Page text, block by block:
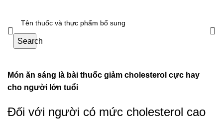
Search
Món ăn sáng là bài thuốc giảm cholesterol cực hay
cho người lớn tuổi
Đối với người có mức cholesterol cao